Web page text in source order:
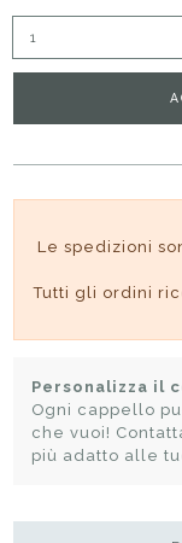
Le spedizioni
Tutti gli ordini
Personalizza il
Ogni cappello
che vuoi!
più adatto alle